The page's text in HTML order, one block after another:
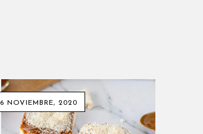
6 NOVIEMBRE, 2020